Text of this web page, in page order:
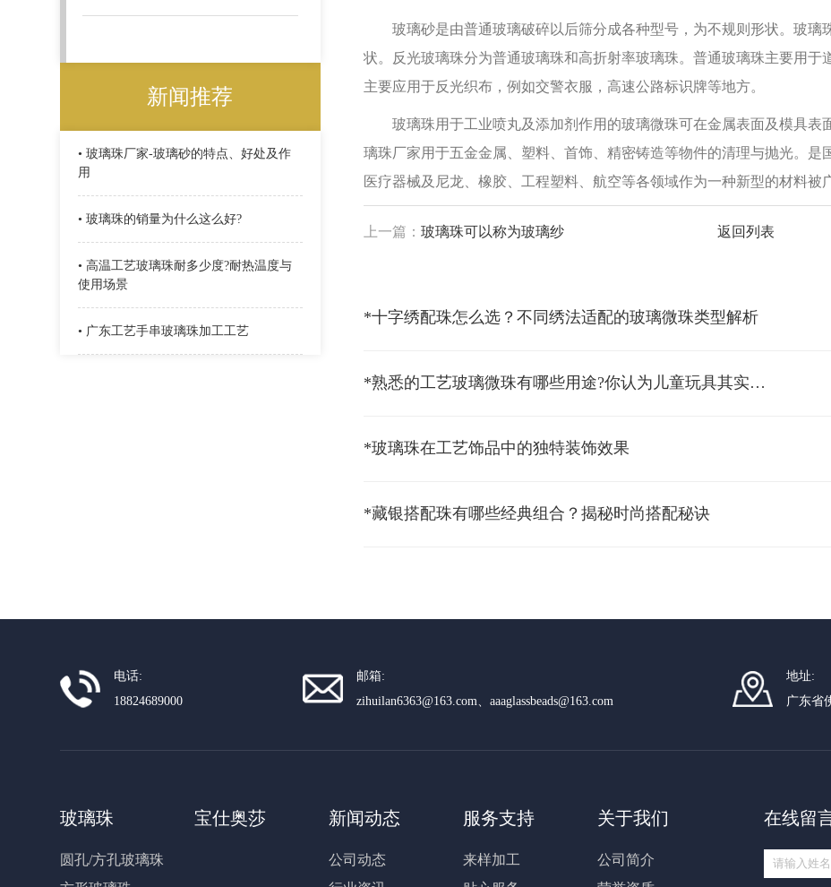
新闻推荐
• 玻璃珠厂家-玻璃砂的特点、好处及作
用
• 玻璃珠的销量为什么这么好?
• 高温工艺玻璃珠耐多少度?耐热温度与
使用场景
• 广东工艺手串玻璃珠加工工艺
玻璃砂是由普通玻璃破碎以后筛分成各种型号，为不规则形状。玻璃
状。反光玻璃珠分为普通玻璃珠和高折射率玻璃珠。普通玻璃珠主要用于
主要应用于反光织布，例如交警衣服，高速公路标识牌等地方。
玻璃珠用于工业喷丸及添加剂作用的玻璃微珠可在金属表面及模具表
璃珠厂家用于五金金属、塑料、首饰、精密铸造等物件的清理与抛光。
医疗器械及尼龙、橡胶、工程塑料、航空等各领域作为一种新型的材料被
上一篇： 玻璃珠可以称为玻璃纱 返回列表
*十字绣配珠怎么选？不同绣法适配的玻璃微珠类型解析
*熟悉的工艺玻璃微珠有哪些用途?你认为儿童玩具其实很有用
*玻璃珠在工艺饰品中的独特装饰效果
*藏银搭配珠有哪些经典组合？揭秘时尚搭配秘诀
电话:
18824689000
邮箱:
zihuilan6363@163.com、aaaglassbeads@163.com
地址:
广东省
玻璃珠
圆孔/方孔玻璃珠
宝仕奥莎 新闻动态
公司动态
服务支持
来样加工
关于我们
公司简介
在线留